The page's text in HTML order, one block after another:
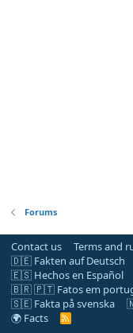
Forums
Contact us Terms and
🇩🇪 Fakten auf Deutsch
🇪🇸 Hechos en Español
🇧🇷 🇵🇹 Fatos em
🇸🇪 Fakta på svenska
🌍 Facts
R